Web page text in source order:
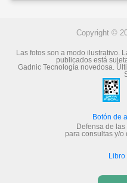
Copyright ©
Las fotos son a modo ilustrativo.
publicados está
Gadnic Tecnología novedosa.
Botón de
Defensa de
para consultas y/o